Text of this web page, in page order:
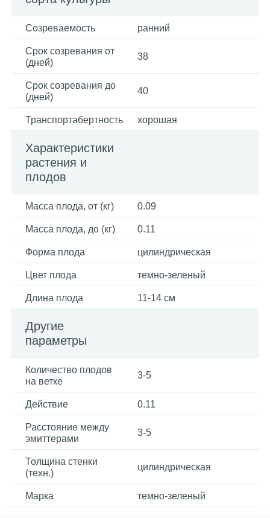
Созреваемость ранний
Срок созревания от
(дней)
38
Срок созревания до
(дней)
40
Транспортабертность хорошая
Характеристики
растения и
плодов
Масса плода, от (кг) 0.09
Масса плода, до (кг) 0.11
Форма плода цилиндрическая
Цвет плода темно-зеленый
Длина плода 11-14 см
Другие
параметры
Количество плодов
на ветке
3-5
Действие 0.11
Расстояние между
эмиттерами
3-5
Толщина стенки
(техн.)
цилиндрическая
Марка темно-зеленый